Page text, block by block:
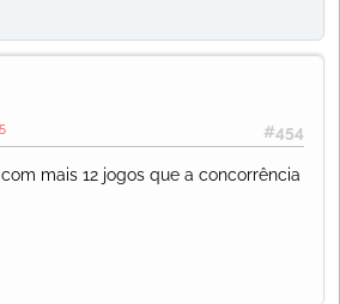
#454
mais 12 jogos que a concorrência